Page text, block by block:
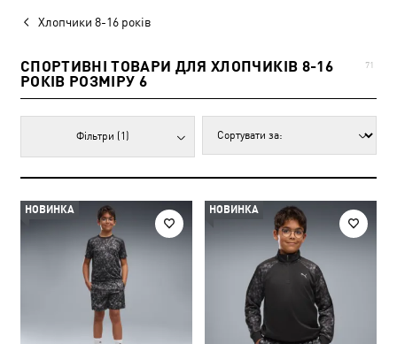
Хлопчики 8-16 років
СПОРТИВНІ ТОВАРИ ДЛЯ ХЛОПЧИКІВ 8-16
РОКІВ РОЗМІРУ 6
71
Фільтри (1)
НОВИНКА НОВИНКА